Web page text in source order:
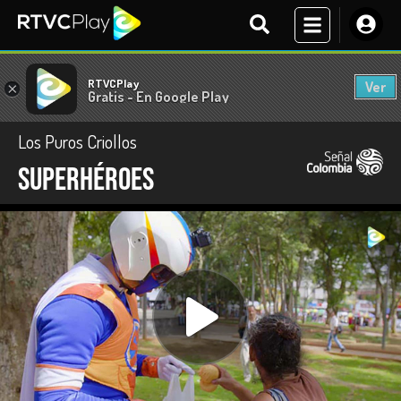
× RTVCPlay
Gratis - En Google Play
Ver
Los Puros Criollos
Superhéroes